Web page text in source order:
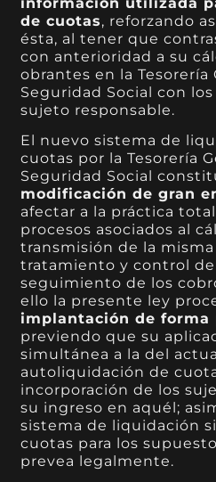
de cuotas, reforzando
ésta, al tener que
con anterioridad a su
obrantes en la Tesorería
Seguridad Social con
sujeto responsable.
El nuevo sistema de
cuotas por la Tesorería
Seguridad Social
modificación de gran
afectar a la práctica
procesos asociados al
transmisión de la misma
tratamiento y control de
seguimiento de los
ello la presente ley
implantación de forma
previendo que su
simultánea a la del
autoliquidación de
incorporación de los
su ingreso en aquél;
sistema de liquidación
cuotas para los
prevea legalmente.